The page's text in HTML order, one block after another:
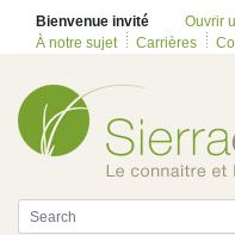
Bienvenue invité Ouvrir
À notre sujet
Carrières